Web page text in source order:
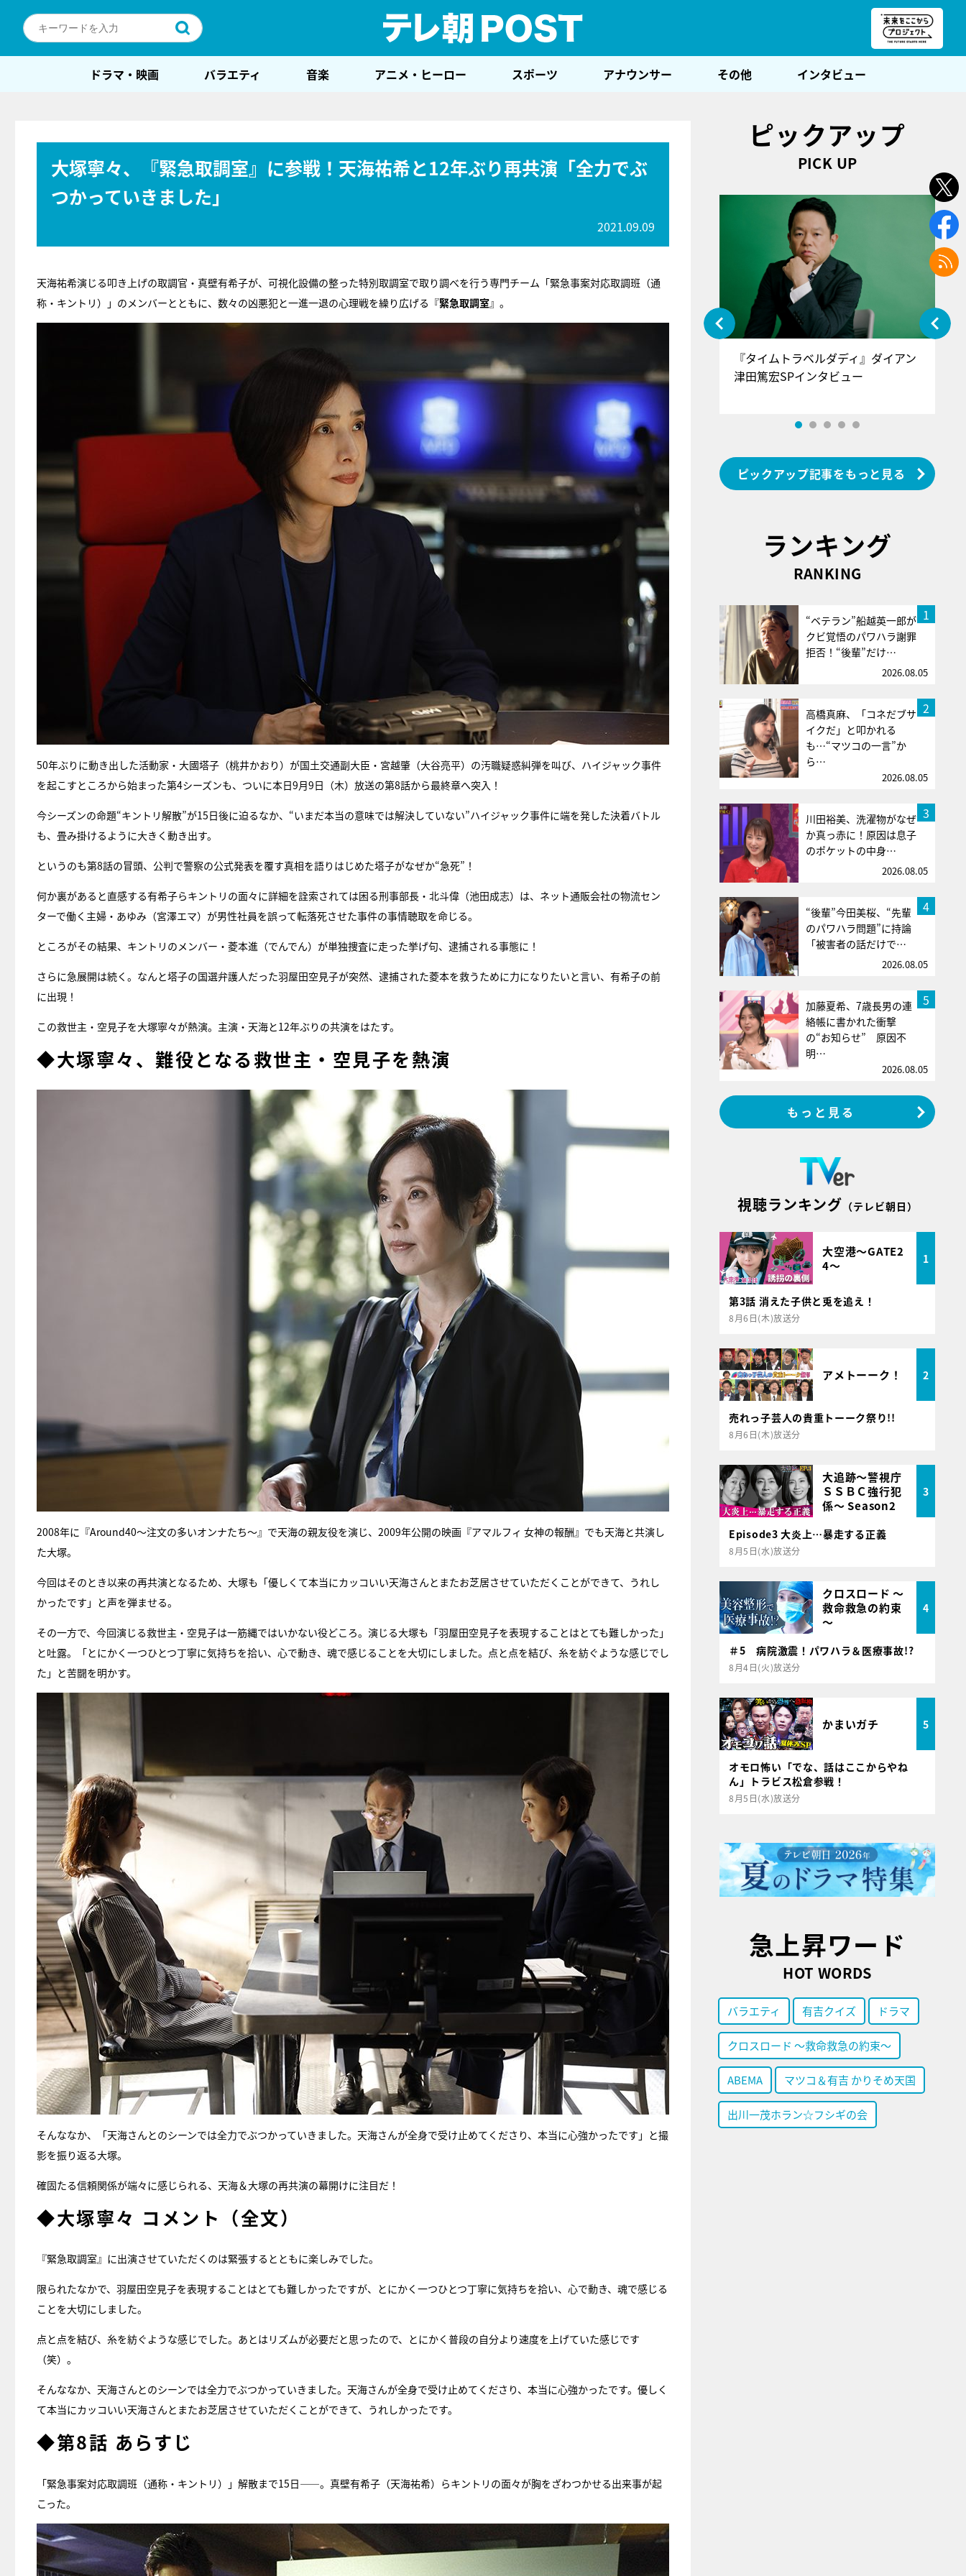
ドラマ・映画 バラエティ 音楽 アニメ・ヒーロー スポーツ アナウンサー その他 インタビュー
大塚寧々、『緊急取調室』に参戦！天海祐希と12年ぶり再共演「全力でぶ
つかっていきました」
2021.09.09
天海祐希演じる叩き上げの取調官・真壁有希子が、可視化設備の整った特別取調室で取り調べを行う専門チーム「緊急事案対応取調班（通
称・キントリ）」のメンバーとともに、数々の凶悪犯と一進一退の心理戦を繰り広げる『緊急取調室』。
50年ぶりに動き出した活動家・大國塔子（桃井かおり）が国土交通副大臣・宮越肇（大谷亮平）の汚職疑惑糾弾を叫び、ハイジャック事件
を起こすところから始まった第4シーズンも、ついに本日9月9日（木）放送の第8話から最終章へ突入！
今シーズンの命題“キントリ解散”が15日後に迫るなか、“いまだ本当の意味では解決していない”ハイジャック事件に端を発した決着バトル
も、畳み掛けるように大きく動き出す。
というのも第8話の冒頭、公判で警察の公式発表を覆す真相を語りはじめた塔子がなぜか“急死”！
何か裏があると直感する有希子らキントリの面々に詳細を詮索されては困る刑事部長・北斗偉（池田成志）は、ネット通販会社の物流セン
ターで働く主婦・あゆみ（宮澤エマ）が男性社員を誤って転落死させた事件の事情聴取を命じる。
ところがその結果、キントリのメンバー・菱本進（でんでん）が単独捜査に走った挙げ句、逮捕される事態に！
さらに急展開は続く。なんと塔子の国選弁護人だった羽屋田空見子が突然、逮捕された菱本を救うために力になりたいと言い、有希子の前
に出現！
この救世主・空見子を大塚寧々が熱演。主演・天海と12年ぶりの共演をはたす。
◆大塚寧々、難役となる救世主・空見子を熱演
2008年に『Around40〜注文の多いオンナたち〜』で天海の親友役を演じ、2009年公開の映画『アマルフィ 女神の報酬』でも天海と共演し
た大塚。
今回はそのとき以来の再共演となるため、大塚も「優しくて本当にカッコいい天海さんとまたお芝居させていただくことができて、うれし
かったです」と声を弾ませる。
その一方で、今回演じる救世主・空見子は一筋縄ではいかない役どころ。演じる大塚も「羽屋田空見子を表現することはとても難しかった」
と吐露。「とにかく一つひとつ丁寧に気持ちを拾い、心で動き、魂で感じることを大切にしました。点と点を結び、糸を紡ぐような感じでし
た」と苦闘を明かす。
そんななか、「天海さんとのシーンでは全力でぶつかっていきました。天海さんが全身で受け止めてくださり、本当に心強かったです」と撮
影を振り返る大塚。
確固たる信頼関係が端々に感じられる、天海＆大塚の再共演の幕開けに注目だ！
◆大塚寧々 コメント（全文）
『緊急取調室』に出演させていただくのは緊張するとともに楽しみでした。
限られたなかで、羽屋田空見子を表現することはとても難しかったですが、とにかく一つひとつ丁寧に気持ちを拾い、心で動き、魂で感じる
ことを大切にしました。
点と点を結び、糸を紡ぐような感じでした。あとはリズムが必要だと思ったので、とにかく普段の自分より速度を上げていた感じです
（笑）。
そんななか、天海さんとのシーンでは全力でぶつかっていきました。天海さんが全身で受け止めてくださり、本当に心強かったです。優しく
て本当にカッコいい天海さんとまたお芝居させていただくことができて、うれしかったです。
◆第8話 あらすじ
「緊急事案対応取調班（通称・キントリ）」解散まで15日――。真壁有希子（天海祐希）らキントリの面々が胸をざわつかせる出来事が起
こった。
ピックアップ
PICK UP
E齋藤樹愛羅＆佐々木舞香SPインタ
『タイムトラベルダディ』ダイアン
津田篤宏SPインタビュー
ピックアップ記事をもっと見る
ランキング
RANKING
1
“ベテラン”船越英一郎が
クビ覚悟のパワハラ謝罪
拒否！“後輩”だけ…
2026.08.05
2
高橋真麻、「コネだブサ
イクだ」と叩かれる
も…“マツコの一言”か
ら…
2026.08.05
3
川田裕美、洗濯物がなぜ
か真っ赤に！原因は息子
のポケットの中身…
2026.08.05
4
“後輩”今田美桜、“先輩
のパワハラ問題”に持論
「被害者の話だけで…
2026.08.05
5
加藤夏希、7歳長男の連
絡帳に書かれた衝撃
の“お知らせ” 原因不
明…
2026.08.05
もっと見る
視聴ランキング （テレビ朝日）
大空港～GATE2
4～
1
第3話 消えた子供と兎を追え！
8月6日(木)放送分
アメトーーク！ 2
売れっ子芸人の貴重トーーク祭り!!
8月6日(木)放送分
大追跡～警視庁
ＳＳＢＣ強行犯
係～ Season2
3
Episode3 大炎上…暴走する正義
8月5日(水)放送分
クロスロード ～
救命救急の約束
～
4
＃5 病院激震！パワハラ＆医療事故!?
8月4日(火)放送分
かまいガチ 5
オモロ怖い「でな、話はここからやね
ん」トラビス松倉参戦！
8月5日(水)放送分
急上昇ワード
HOT WORDS
バラエティ 有吉クイズ ドラマ
クロスロード ～救命救急の約束～
ABEMA マツコ＆有吉 かりそめ天国
出川一茂ホラン☆フシギの会